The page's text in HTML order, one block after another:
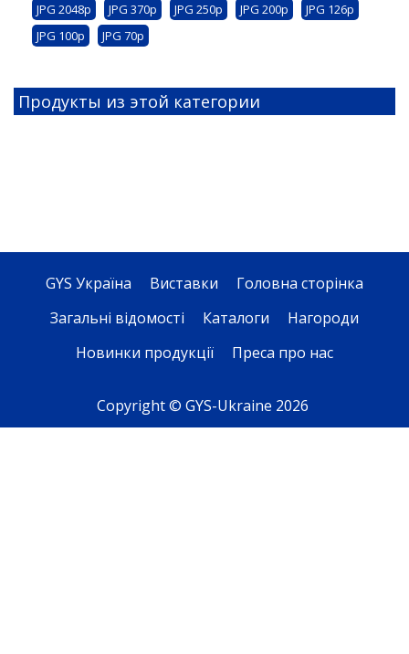
JPG 2048p JPG 370p JPG 250p JPG 200p
JPG 126p
JPG 100p
JPG 70p
Продукты из этой категории
GYS Україна Виставки
Головна сторінка
Загальні відомості
Каталоги
Нагороди
Новинки продукції
Преса про нас
Copyright © GYS-Ukraine 2026